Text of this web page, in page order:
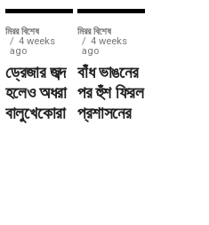
মিরর বিশেষ
4 weeks
ago
ড্রেজার জব্দ
হলেও অধরা
বালুখেকোরা
মিরর বিশেষ
4 weeks
ago
বাঁধ ভাঙনের
পর হুঁশ ফিরল
প্রশাসনের